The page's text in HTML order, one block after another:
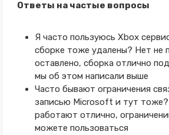
Ответы на частые вопросы
Я часто пользуюсь Xbox
сборке тоже удалены? Нет не
оставлено, сборка отлично
мы об этом написали выше
Часто бывают ограничения
записью Microsoft и тут
работают отлично,
можете пользоваться